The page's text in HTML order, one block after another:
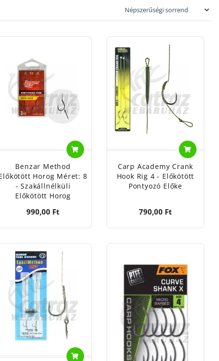
ahorgon
lehető
elő)
Benzar Method
Horog Méret: 8
- Szakállnélküli
Előkötött Horog
990,00 Ft
Carp Academy Crank
Hook Rig 4 - Előkötött
Pontyozó Előke
790,00 Ft